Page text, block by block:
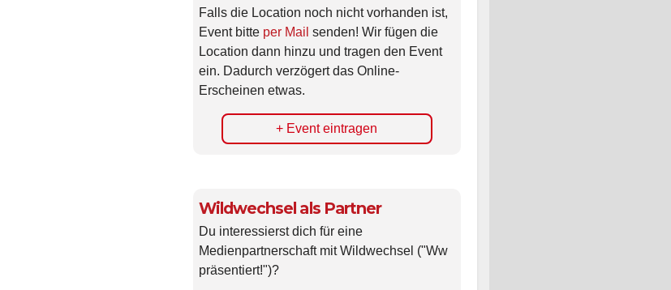
Falls die Location noch nicht vorhanden ist,
Event bitte per Mail senden! Wir fügen die
Location dann hinzu und tragen den Event
ein. Dadurch verzögert das Online-
Erscheinen etwas.
+ Event eintragen
Wildwechsel als Partner
Du interessierst dich für eine
Medienpartnerschaft mit Wildwechsel ("Ww
präsentiert!")?